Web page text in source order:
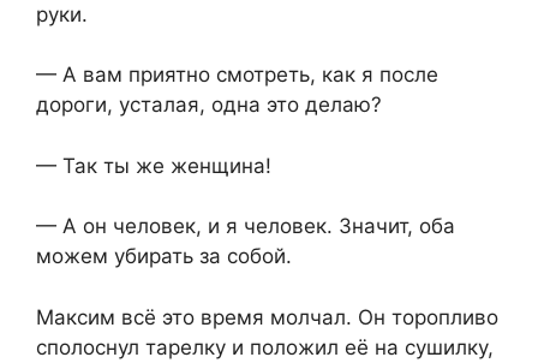
руки.
— А вам приятно смотреть, как я после
дороги, усталая, одна это делаю?
— Так ты же женщина!
— А он человек, и я человек. Значит, оба
можем убирать за собой.
Максим всё это время молчал. Он торопливо
сполоснул тарелку и положил её на сушилку,